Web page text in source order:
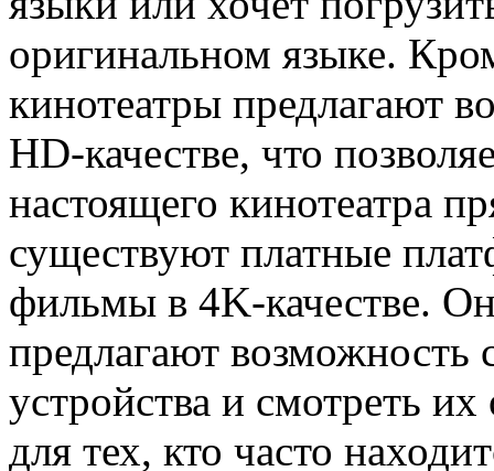
оригинальном языке.
кинотеатры предлагают
HD-качестве, что
настоящего кинотеатра
существуют платные
фильмы в 4K-качестве.
предлагают возможность
устройства и смотреть
для тех, кто часто